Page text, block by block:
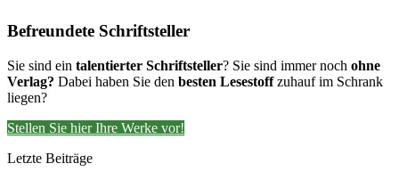
Befreundete Schriftsteller
Sie sind ein talentierter Schriftsteller? Sie sind immer noch ohne
Verlag? Dabei haben Sie den besten Lesestoffzuhauf im Schrank
liegen?
Stellen Sie hier Ihre Werke vor!
Letzte Beiträge